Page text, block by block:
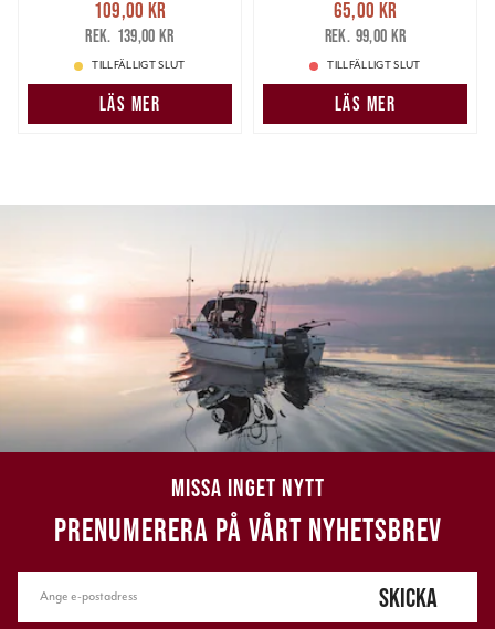
109,00 krTidigare pris
139,00 kr
109,00 kr
139,00 kr
TILLFÄLLIGT SLUT
LÄS MER
65,00 krTidigare pris
99,00 kr
65,00 kr
99,00 kr
TILLFÄLLIGT SLUT
LÄS MER
MISSA INGET NYTT
PRENUMERERA PÅ VÅRT NYHETSBREV
SKICKA